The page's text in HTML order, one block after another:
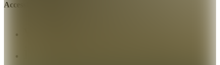
Accessibilité et emplacement